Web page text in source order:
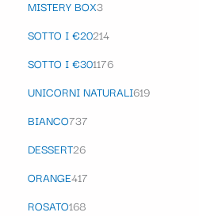
MISTERY BOX3
SOTTO I €20214
SOTTO I €301176
UNICORNI NATURALI619
BIANCO737
DESSERT26
ORANGE417
ROSATO168